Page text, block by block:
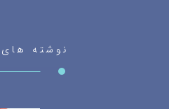
نوشته